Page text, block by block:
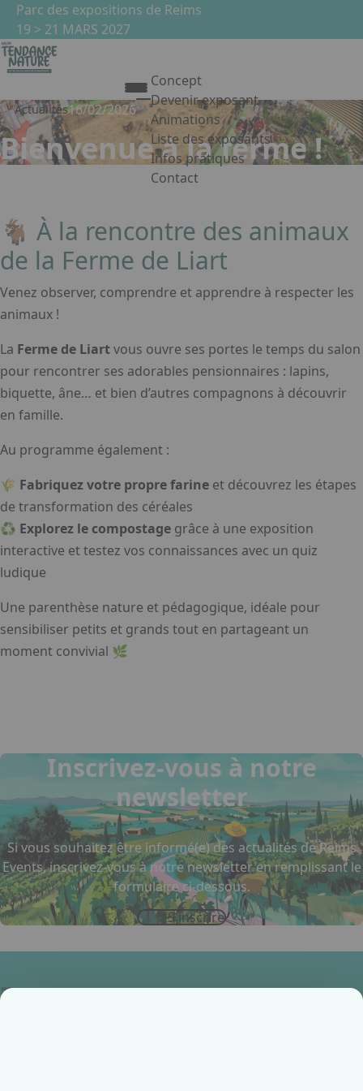
Aller au contenu principal
Parc des expositions de Reims
19 > 21 MARS 2027
Concept
Devenir exposant
Animations
Liste des exposants
Infos pratiques
Contact
Facebook
Instagram
Linkedin
Actualités16/02/2026
Bienvenue à la ferme !
🐐 À la rencontre des animaux
de la Ferme de Liart
Venez observer, comprendre et apprendre à respecter les
animaux !
La Ferme de Liartvous ouvre ses portes le temps du salon
pour rencontrer ses adorables pensionnaires : lapins,
biquette, âne… et bien d’autres compagnons à découvrir
en famille.
Au programme également :
🌾 Fabriquez votre propre farine et découvrez les étapes
de transformation des céréales
♻️ Explorez le compostage grâce à une exposition
interactive et testez vos connaissances avec un quiz
ludique
Une parenthèse nature et pédagogique, idéale pour
sensibiliser petits et grands tout en partageant un
moment convivial 🌿
Inscrivez-vous à notre
newsletter
Si vous souhaitez être informé(e) des actualités de Reims
Events, inscrivez-vous à notre newsletter en remplissant le
formulaire ci-dessous.
S'inscrire
Panneau de gestion des cookies